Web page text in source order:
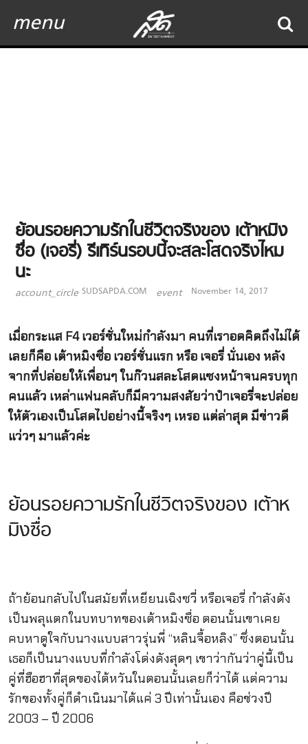
menu
ย้อนรอยความรักในชีวิตจริงของ เต้าหมิง
ซื่อ (เจอรี่) รีเทิร์นรอบนี้จะสละโสดจริงไหม
นะ
account_circle SUDSAPDA.COM event November 14, 2017
เมื่อกระแส F4 เวอร์ชั่นใหม่กำลังมา คนที่เราอดคิดถึงไม่ได้
เลยก็คือ เต้าหมิงซื่อ เวอร์ชั่นแรก หรือ เจอรี่ นั่นเอง หลัง
จากที่ปล่อยให้เพื่อนๆ ในก๊วนสละโสดแซงหน้าจนครบทุก
คนแล้ว เหล่าแฟนคลับก็มีความสงสัยว่าป๋าเจอรี่จะปล่อย
ให้ตัวเองเป็นโสดไปอย่างนี้จริงๆ เหรอ แต่ล่าสุด มีข่าวดี
แว่วๆ มาแล้วค่ะ
ย้อนรอยความรักในชีวิตจริงของ เต้าห
มิงซื่อ
ถ้าย้อนกลับไปในสมัยที่เหยียนเฉิงซวี่ หรือเจอรี่ กำลังดัง
เป็นพลุแตกในบทบาทของเต้าหมิงซื่อ ตอนนั้นเขาเคย
คบหาดูใจกับนางแบบสาวรุ่นพี่ “หลินจื้อหลิง” ซึ่งตอนนั้น
เธอก็เป็นนางแบบที่กำลังโด่งดังสุดๆ เขาว่ากันว่าคู่นี้เป็น
คู่ที่ฮือฮาที่สุดของไต้หวันในตอนนั้นเลยก็ว่าได้ แต่ความ
รักของทั้งคู่ก็ดำเนินมาได้แค่ 3 ปีเท่านั้นเอง คือช่วงปี
2003 – ปี 2006